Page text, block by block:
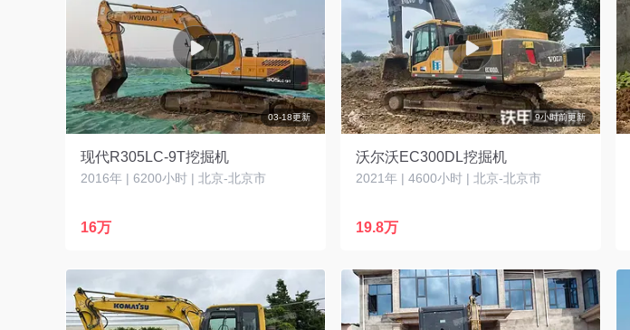
03-18更新
现代R305LC-9T挖掘机
2016年 | 6200小时 | 北京-北京市
16万
9小时前更新
沃尔沃EC300DL挖掘机
2021年 | 4600小时 | 北京-北京市
19.8万